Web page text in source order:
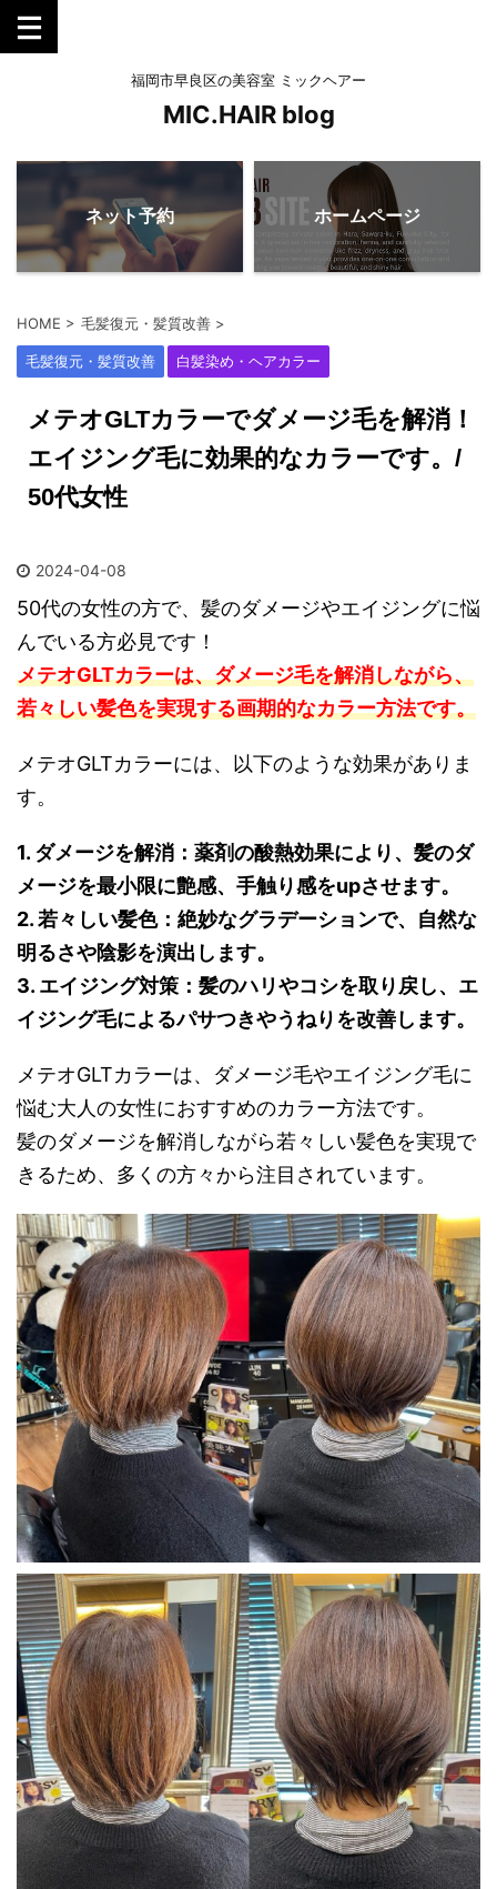
福岡市早良区の美容室 ミックヘアー
MIC.HAIR blog
ネット予約 ホームページ
HOME > 毛髪復元・髪質改善 >
毛髪復元・髪質改善 白髪染め・ヘアカラー
メテオGLTカラーでダメージ毛を解消！
エイジング毛に効果的なカラーです。/
50代女性
2024-04-08
50代の女性の方で、髪のダメージやエイジングに悩
んでいる方必見です！
メテオGLTカラーは、ダメージ毛を解消しながら、
若々しい髪色を実現する画期的なカラー方法です。
メテオGLTカラーには、以下のような効果がありま
す。
1. ダメージを解消：薬剤の酸熱効果により、髪のダ
メージを最小限に艶感、手触り感をupさせます。
2. 若々しい髪色：絶妙なグラデーションで、自然な
明るさや陰影を演出します。
3. エイジング対策：髪のハリやコシを取り戻し、エ
イジング毛によるパサつきやうねりを改善します。
メテオGLTカラーは、ダメージ毛やエイジング毛に
悩む大人の女性におすすめのカラー方法です。
髪のダメージを解消しながら若々しい髪色を実現で
きるため、多くの方々から注目されています。